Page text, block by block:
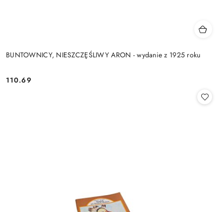
BUNTOWNICY, NIESZCZĘŚLIWY ARON - wydanie z 1925 roku
Cena:
110.69